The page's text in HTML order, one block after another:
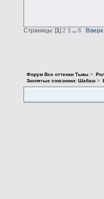
Страницы: [1] 2 3 ... 6 Вверх
Форум Все оттенки Тьмы >
Заклятые союзники: Шабаш >